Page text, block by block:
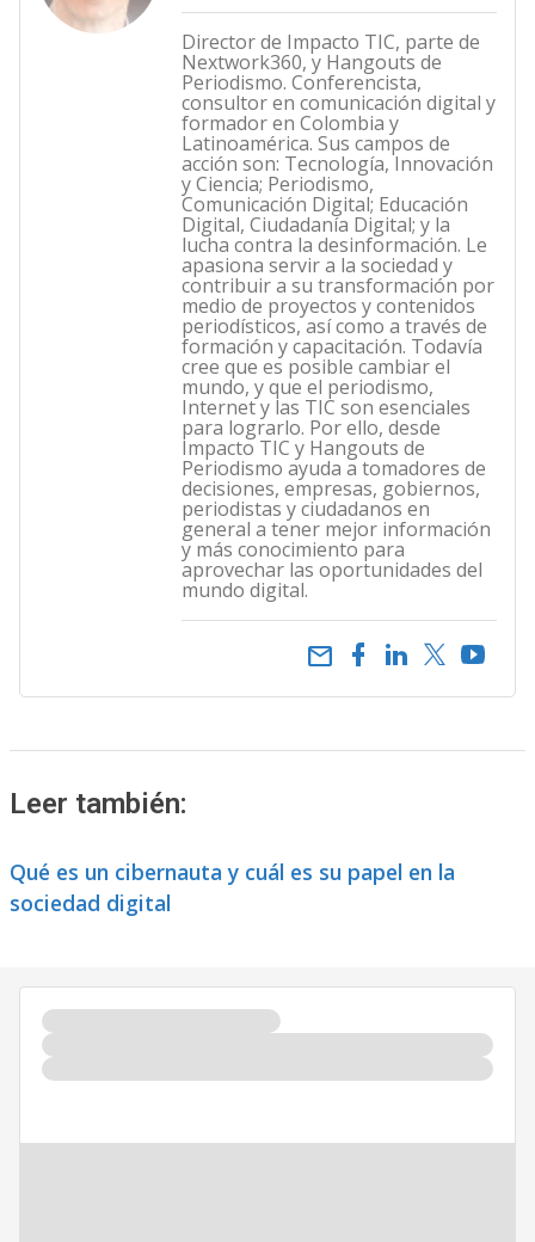
Director de Impacto TIC, parte de
Nextwork360, y Hangouts de
Periodismo. Conferencista,
consultor en comunicación digital y
formador en Colombia y
Latinoamérica. Sus campos de
acción son: Tecnología, Innovación
y Ciencia; Periodismo,
Comunicación Digital; Educación
Digital, Ciudadanía Digital; y la
lucha contra la desinformación. Le
apasiona servir a la sociedad y
contribuir a su transformación por
medio de proyectos y contenidos
periodísticos, así como a través de
formación y capacitación. Todavía
cree que es posible cambiar el
mundo, y que el periodismo,
Internet y las TIC son esenciales
para lograrlo. Por ello, desde
Impacto TIC y Hangouts de
Periodismo ayuda a tomadores de
decisiones, empresas, gobiernos,
periodistas y ciudadanos en
general a tener mejor información
y más conocimiento para
aprovechar las oportunidades del
mundo digital.
email
Leer también:
Qué es un cibernauta y cuál es su papel en la
sociedad digital